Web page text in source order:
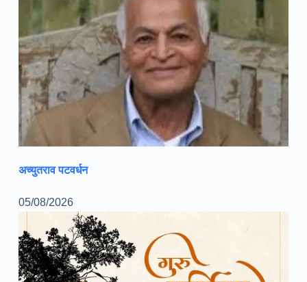
अच्युतराव पटवर्धन
05/08/2026